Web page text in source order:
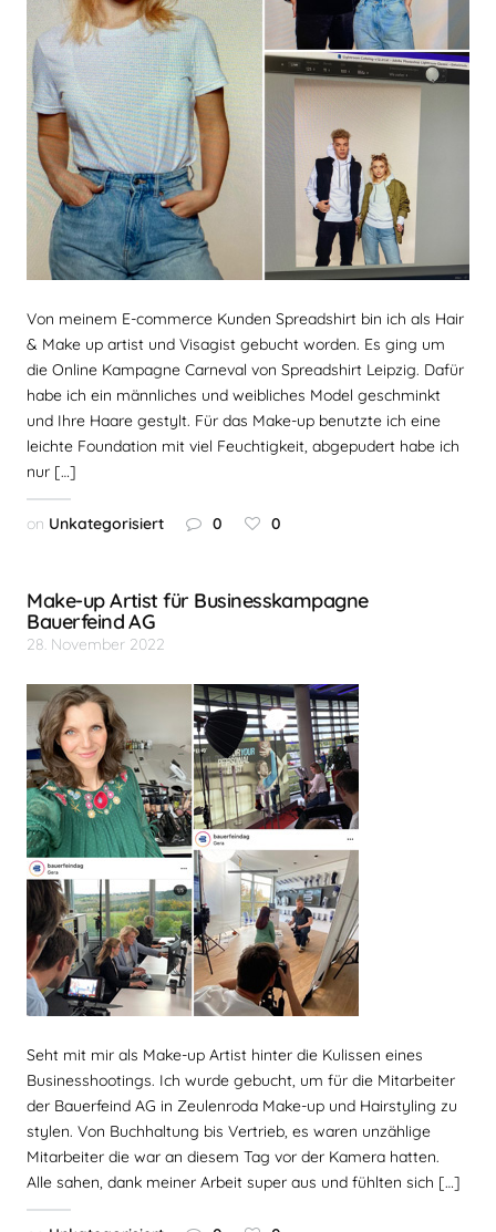
Von meinem E-commerce Kunden Spreadshirt bin ich als Hair
& Make up artist und Visagist gebucht worden. Es ging um
die Online Kampagne Carneval von Spreadshirt Leipzig. Dafür
habe ich ein männliches und weibliches Model geschminkt
und Ihre Haare gestylt. Für das Make-up benutzte ich eine
leichte Foundation mit viel Feuchtigkeit, abgepudert habe ich
nur […]
on Unkategorisiert 0 0
Make-up Artist für Businesskampagne
Bauerfeind AG
28. November 2022
Seht mit mir als Make-up Artist hinter die Kulissen eines
Businesshootings. Ich wurde gebucht, um für die Mitarbeiter
der Bauerfeind AG in Zeulenroda Make-up und Hairstyling zu
stylen. Von Buchhaltung bis Vertrieb, es waren unzählige
Mitarbeiter die war an diesem Tag vor der Kamera hatten.
Alle sahen, dank meiner Arbeit super aus und fühlten sich […]